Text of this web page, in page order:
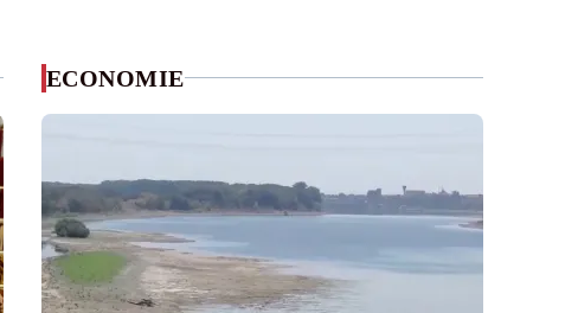
ECONOMIE